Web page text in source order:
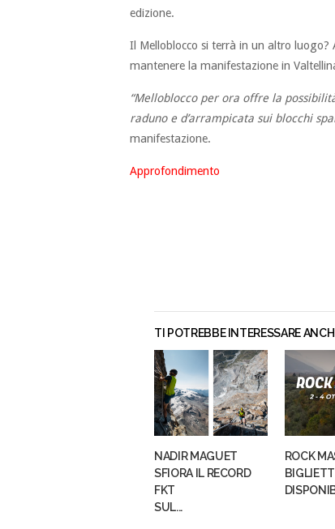
edizione.
Il Melloblocco si terrà in un altro
mantenere la manifestazione in
“Melloblocco per ora offre la
raduno e d’arrampicata sui blocchi
manifestazione.
Approfondimento
TI POTREBBE INTERESSARE
NADIR MAGUET
SFIORA IL RECORD
FKT
SUL...
ROCK